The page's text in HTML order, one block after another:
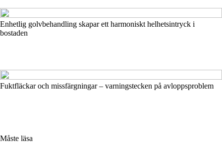
Enhetlig golvbehandling skapar ett harmoniskt helhetsintryck i
bostaden
Fuktfläckar och missfärgningar – varningstecken på avloppsproblem
Måste läsa